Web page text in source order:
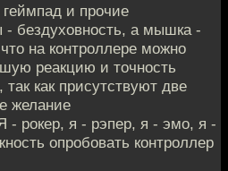
геймпад и прочие
- бездуховность, а мышка -
на контроллере можно
реакцию и точность
как присутствуют две
желание
рокер, я - рэпер, я - эмо, я -
опробовать контроллер